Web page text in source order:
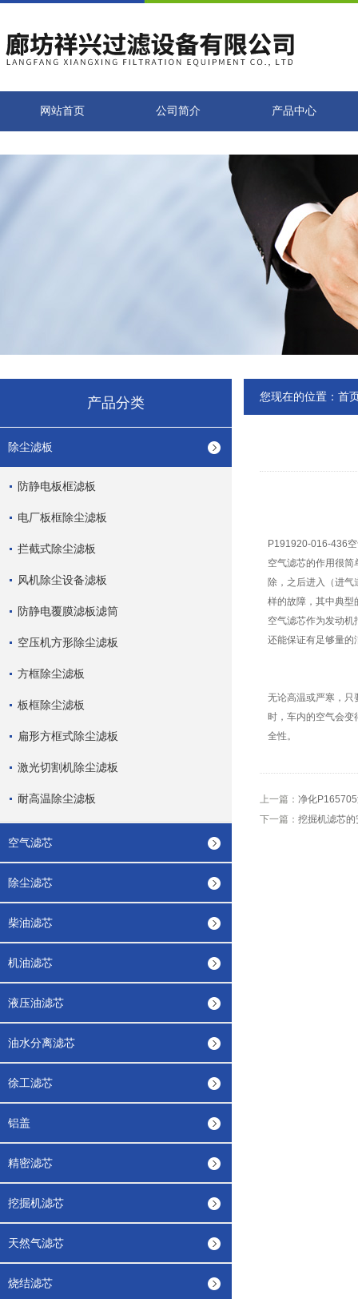
网站首页 公司简介 产品中心
产品分类
除尘滤板
防静电板框滤板
电厂板框除尘滤板
拦截式除尘滤板
风机除尘设备滤板
防静电覆膜滤板滤筒
空压机方形除尘滤板
方框除尘滤板
板框除尘滤板
扁形方框式除尘滤板
激光切割机除尘滤板
耐高温除尘滤板
空气滤芯
除尘滤芯
柴油滤芯
机油滤芯
液压油滤芯
油水分离滤芯
徐工滤芯
铝盖
精密滤芯
挖掘机滤芯
天然气滤芯
烧结滤芯
您现在的位置： 首
P191920-016-436
空气滤芯的作用很简
除，之后进入（进
样的故障，其中典型
空气滤芯作为发动
还能保证有足够量的
无论高温或严寒，只
时，车内的空气会
全性。
上一篇： 净化
下一篇： 挖掘机滤芯